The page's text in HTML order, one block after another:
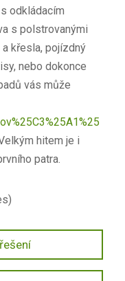
odkládacím
s polstrovanými
křesla, pojízdný
nebo dokonce
vás může
hitem je i
patra.